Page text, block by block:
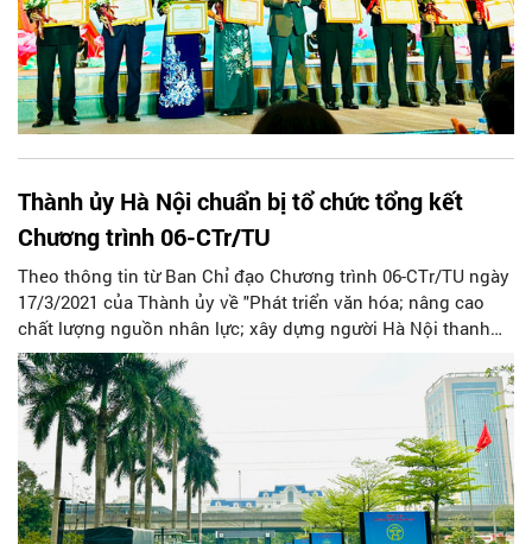
Thành ủy Hà Nội chuẩn bị tổ chức tổng kết
Chương trình 06-CTr/TU
Theo thông tin từ Ban Chỉ đạo Chương trình 06-CTr/TU ngày
17/3/2021 của Thành ủy về "Phát triển văn hóa; nâng cao
chất lượng nguồn nhân lực; xây dựng người Hà Nội thanh
lịch, văn minh giai đoạn 2021 – 2025” (Chương trình 06-
CTr/TU), Hội nghị tổng kết đánh giá kết quả triển khai thực
hiện Chương trình 06-CTr/TU sẽ diễn ra vào ngày 28/3/2025
tại Bảo tàng Hà Nội.